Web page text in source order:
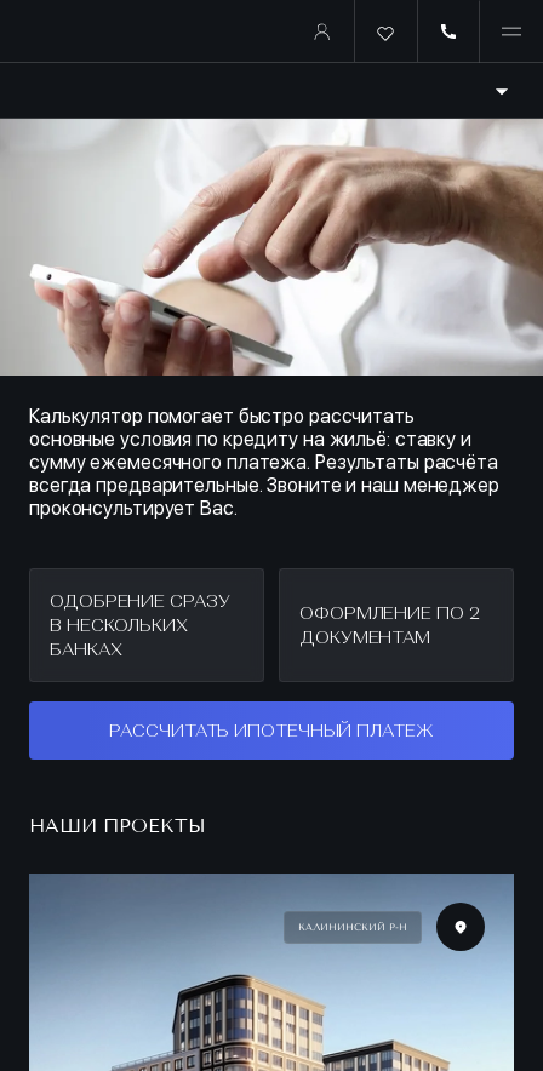
Купить квартиру в ипотеку
Калькулятор помогает быстро рассчитать
основные условия по кредиту на жильё: ставку и
сумму ежемесячного платежа. Результаты расчёта
всегда предварительные. Звоните и наш менеджер
проконсультирует Вас.
ОДОБРЕНИЕ СРАЗУ
В НЕСКОЛЬКИХ
БАНКАХ
ОФОРМЛЕНИЕ ПО 2
ДОКУМЕНТАМ
РАССЧИТАТЬ ИПОТЕЧНЫЙ ПЛАТЕЖ
НАШИ ПРОЕКТЫ
КАЛИНИНСКИЙ Р-Н